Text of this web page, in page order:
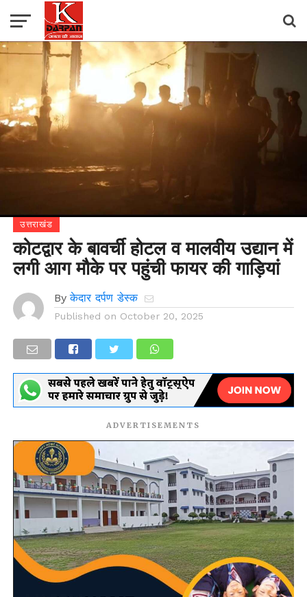
उत्तराखंड
कोटद्वार के बावर्ची होटल व मालवीय उद्यान में
लगी आग मौके पर पहुंची फायर की गाड़ियां
By केदार दर्पण डेस्क
Published on October 20, 2025
ADVERTISEMENTS